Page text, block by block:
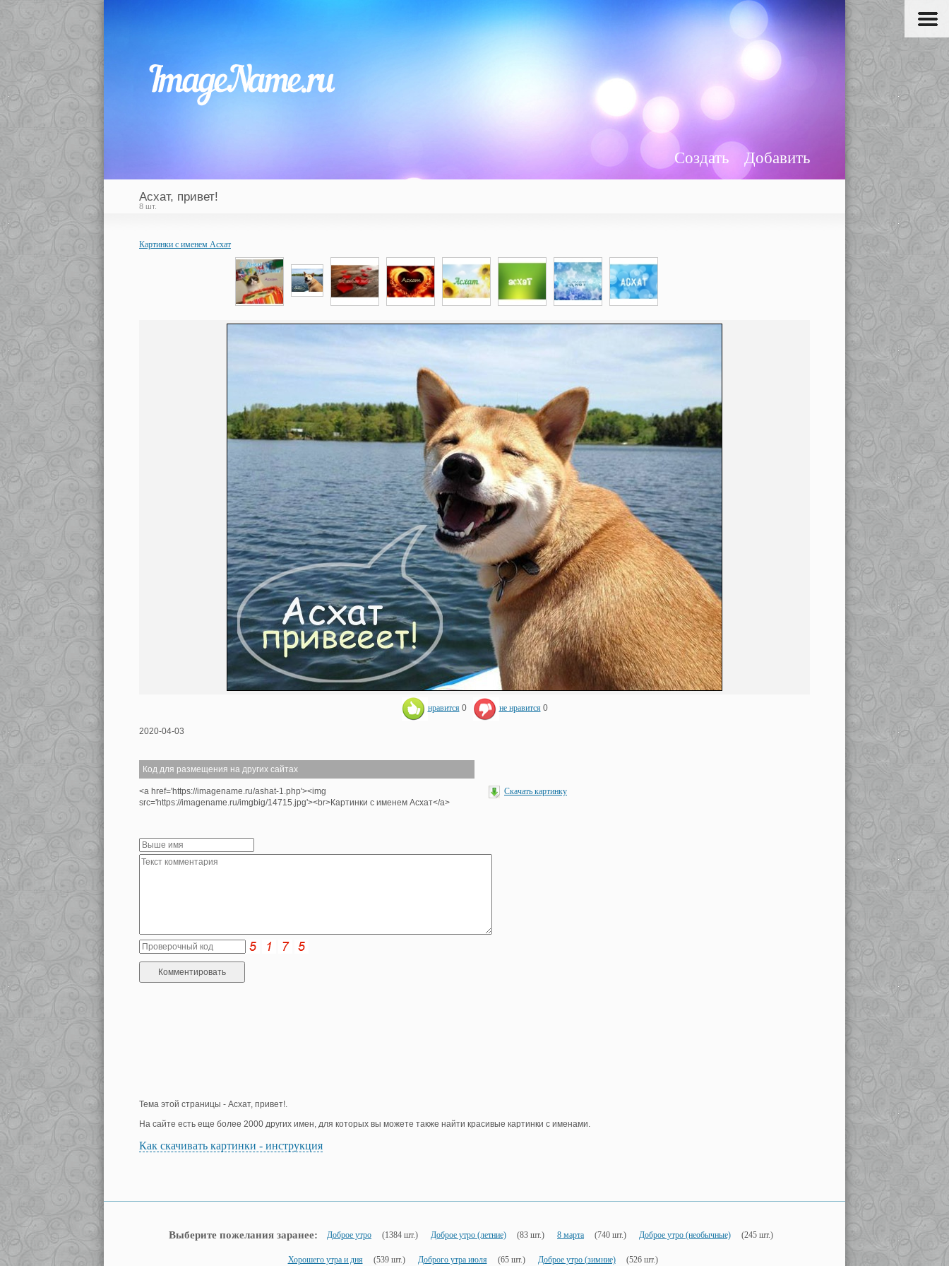
Добавить
Создать
Асхат, привет!
8 шт.
Картинки с именем Асхат
нравится 0 не нравится 0
2020-04-03
Код для размещения на других сайтах
<a href='https://imagename.ru/ashat-1.php'><img
src='https://imagename.ru/imgbig/14715.jpg'><br>Картинки с именем Асхат</a>
Скачать картинку
Тема этой страницы - Асхат, привет!.
На сайте есть еще более 2000 других имен, для которых вы можете также найти красивые картинки с именами.
Как скачивать картинки - инструкция
Выберите пожелания заранее: Доброе утро (1384 шт.) Доброе утро (летние) (83 шт.) 8 марта (740 шт.) Доброе утро (необычные) (245 шт.)
Хорошего утра и дня (539 шт.) Доброго утра июля (65 шт.) Доброе утро (зимние) (526 шт.)